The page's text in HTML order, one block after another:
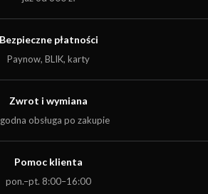
Bezpieczne płatności
Paynow, BLIK, karty
Zwrot i wymiana
obsługa po zakupie
Pomoc klienta
pon.–pt. 8:00–16:00